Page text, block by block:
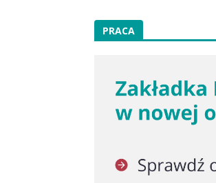
PRACA